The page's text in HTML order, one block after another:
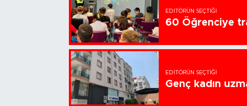
EDITÖRÜN SEÇTIĞI
60 Öğrenciye
EDITÖRÜN SEÇTIĞI
Genç kadın